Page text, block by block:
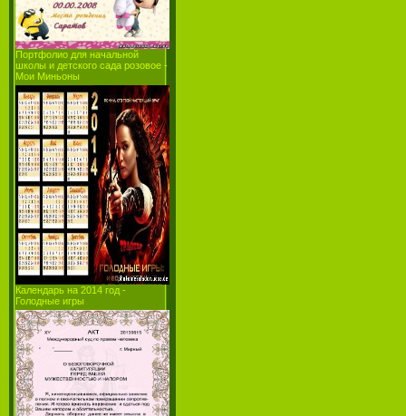
Портфолио для начальной
школы и детcкого сада розовое -
Мои Миньоны
Календарь на 2014 год -
Голодные игры